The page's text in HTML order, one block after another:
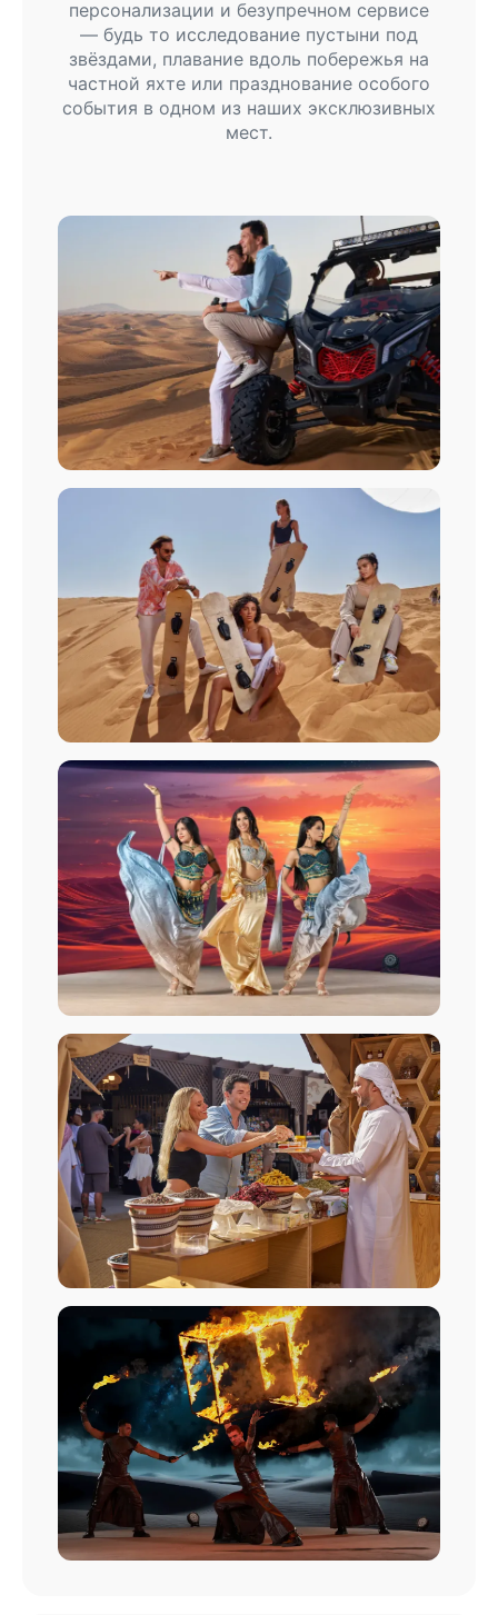
персонализации и безупречном сервисе
— будь то исследование пустыни под
звёздами, плавание вдоль побережья на
частной яхте или празднование особого
события в одном из наших эксклюзивных
мест.